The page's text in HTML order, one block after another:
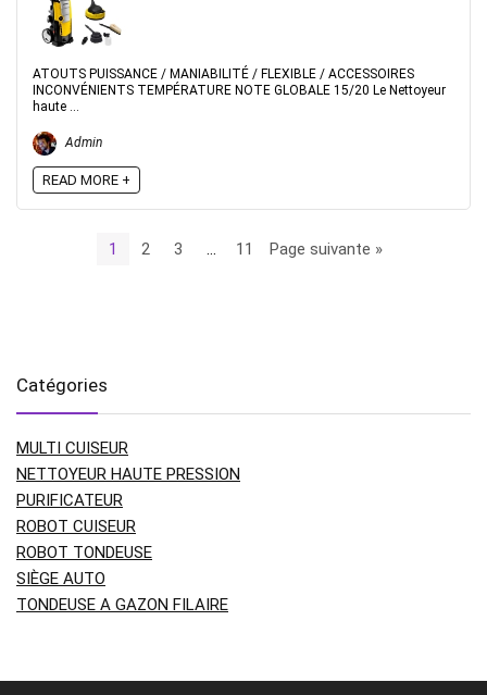
ATOUTS PUISSANCE / MANIABILITÉ / FLEXIBLE / ACCESSOIRES
INCONVÉNIENTS TEMPÉRATURE NOTE GLOBALE 15/20 Le Nettoyeur
haute ...
Admin
READ MORE +
1 2 3 11 Page suivante »
Catégories
MULTI CUISEUR
NETTOYEUR HAUTE PRESSION
PURIFICATEUR
ROBOT CUISEUR
ROBOT TONDEUSE
SIÈGE AUTO
TONDEUSE A GAZON FILAIRE